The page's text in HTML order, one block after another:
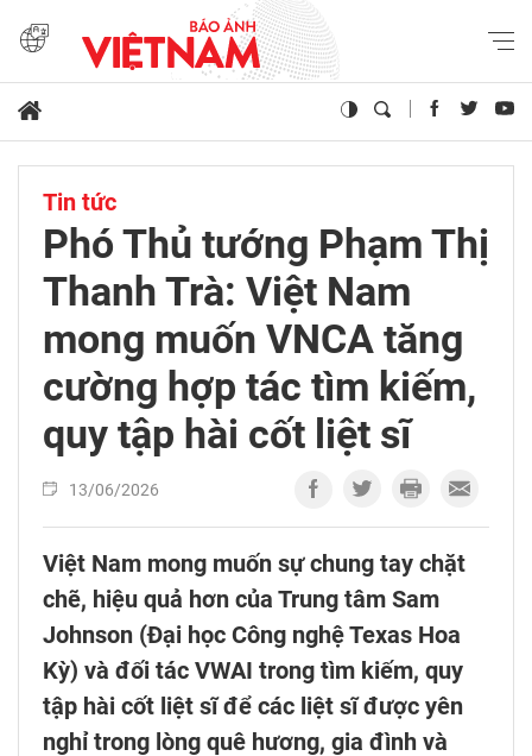
Tin tức
Phó Thủ tướng Phạm Thị
Thanh Trà: Việt Nam
mong muốn VNCA tăng
cường hợp tác tìm kiếm,
quy tập hài cốt liệt sĩ
13/06/2026
Việt Nam mong muốn sự chung tay chặt
chẽ, hiệu quả hơn của Trung tâm Sam
Johnson (Đại học Công nghệ Texas Hoa
Kỳ) và đối tác VWAI trong tìm kiếm, quy
tập hài cốt liệt sĩ để các liệt sĩ được yên
nghỉ trong lòng quê hương, gia đình và